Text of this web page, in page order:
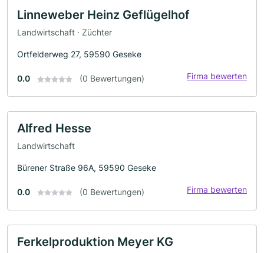
Linneweber Heinz Geflügelhof
Landwirtschaft · Züchter
Ortfelderweg 27, 59590 Geseke
0.0 (0 Bewertungen) Firma bewerten
Alfred Hesse
Landwirtschaft
Bürener Straße 96A, 59590 Geseke
0.0 (0 Bewertungen) Firma bewerten
Ferkelproduktion Meyer KG